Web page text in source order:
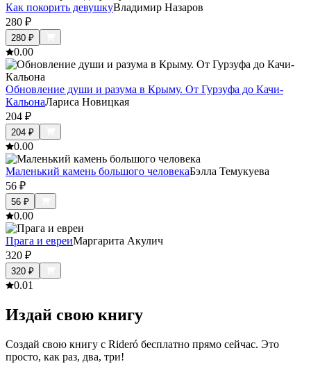
Как покорить девушкуВладимир Назаров
280 ₽
280 ₽
0.00
Обновление души и разума в Крыму. От Гурзуфа до Качи-
КальонаЛариса Новицкая
204 ₽
204 ₽
0.00
Маленький камень большого человекаБэлла Темукуева
56 ₽
56 ₽
0.00
Прага и евреиМаргарита Акулич
320 ₽
320 ₽
0.01
Издай свою книгу
Создай свою книгу с Rideró бесплатно прямо сейчас. Это
просто, как раз, два, три!